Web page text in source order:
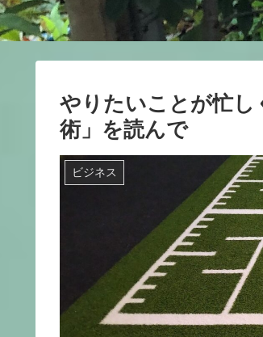
やりたいことが忙し
術」を読んで
ビジネス